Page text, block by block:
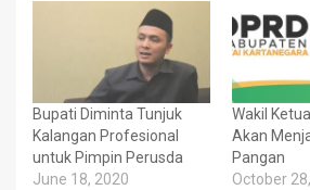
Bupati Diminta Tunjuk
Kalangan Profesional
untuk Pimpin Perusda
June 18, 2020
Wakil
Akan
Pangan
October